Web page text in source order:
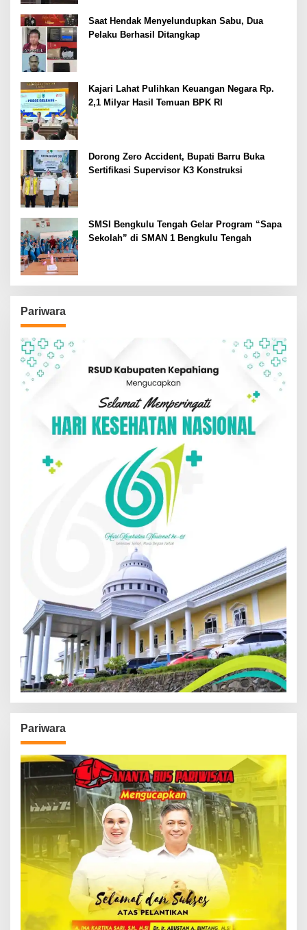
Saat Hendak Menyelundupkan Sabu, Dua
Pelaku Berhasil Ditangkap
Kajari Lahat Pulihkan Keuangan Negara Rp.
2,1 Milyar Hasil Temuan BPK RI
Dorong Zero Accident, Bupati Barru Buka
Sertifikasi Supervisor K3 Konstruksi
SMSI Bengkulu Tengah Gelar Program “Sapa
Sekolah” di SMAN 1 Bengkulu Tengah
Pariwara
Pariwara